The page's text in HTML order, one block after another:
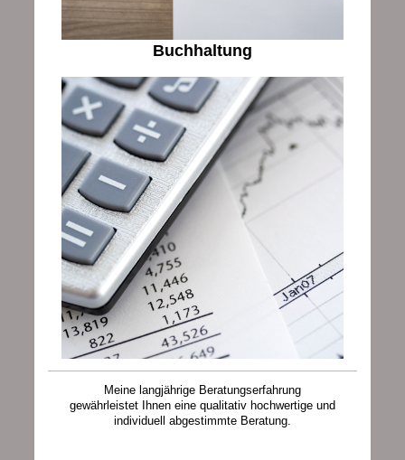
Buchhaltung
Meine langjährige Beratungserfahrung
gewährleistet Ihnen eine qualitativ hochwertige und
individuell abgestimmte Beratung.